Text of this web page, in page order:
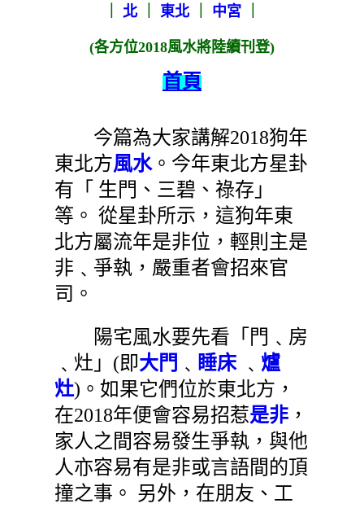
北 東北 中宮
(各方位2018風水將陸續刊登)
首頁
今篇為大家講解2018狗年
東北方風水。今年東北方星卦
有「 生門、三碧、祿存」
等。 從星卦所示，這狗年東
北方屬流年是非位，輕則主是
非﹑爭執，嚴重者會招來官
司。
陽宅風水要先看「門﹑房
﹑灶」(即大門 ﹑ 睡床﹑ 爐
灶)。如果它們位於東北方，
在2018年便會容易招惹是非，
家人之間容易發生爭執，與他
人亦容易有是非或言語間的頂
撞之事。 另外，在朋友、工